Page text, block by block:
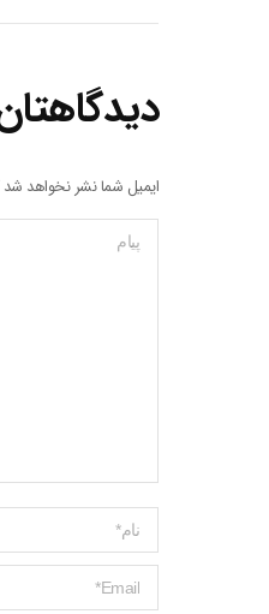
ایمیل شما نشر نخواهد
پیام
Name *
ایمیل *